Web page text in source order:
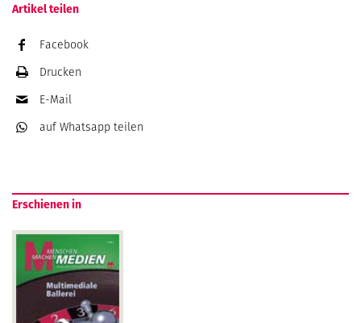
Artikel teilen
Facebook
Drucken
E-Mail
auf Whatsapp teilen
Erschienen in